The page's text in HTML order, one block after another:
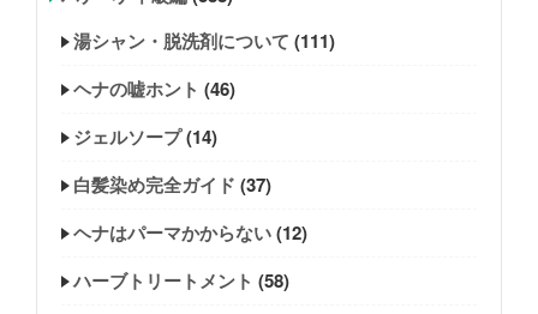
湯シャン・脱洗剤について (111)
ヘナの嘘ホント (46)
ジェルソープ(14)
白髪染め完全ガイド (37)
ヘナはパーマかからない(12)
ハーブトリートメント (58)